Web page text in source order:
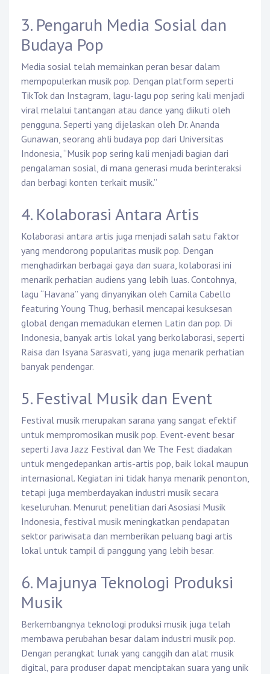
3. Pengaruh Media Sosial dan
Budaya Pop
Media sosial telah memainkan peran besar dalam
mempopulerkan musik pop. Dengan platform seperti
TikTok dan Instagram, lagu-lagu pop sering kali menjadi
viral melalui tantangan atau dance yang diikuti oleh
pengguna. Seperti yang dijelaskan oleh Dr. Ananda
Gunawan, seorang ahli budaya pop dari Universitas
Indonesia, “Musik pop sering kali menjadi bagian dari
pengalaman sosial, di mana generasi muda berinteraksi
dan berbagi konten terkait musik.”
4. Kolaborasi Antara Artis
Kolaborasi antara artis juga menjadi salah satu faktor
yang mendorong popularitas musik pop. Dengan
menghadirkan berbagai gaya dan suara, kolaborasi ini
menarik perhatian audiens yang lebih luas. Contohnya,
lagu “Havana” yang dinyanyikan oleh Camila Cabello
featuring Young Thug, berhasil mencapai kesuksesan
global dengan memadukan elemen Latin dan pop. Di
Indonesia, banyak artis lokal yang berkolaborasi, seperti
Raisa dan Isyana Sarasvati, yang juga menarik perhatian
banyak pendengar.
5. Festival Musik dan Event
Festival musik merupakan sarana yang sangat efektif
untuk mempromosikan musik pop. Event-event besar
seperti Java Jazz Festival dan We The Fest diadakan
untuk mengedepankan artis-artis pop, baik lokal maupun
internasional. Kegiatan ini tidak hanya menarik penonton,
tetapi juga memberdayakan industri musik secara
keseluruhan. Menurut penelitian dari Asosiasi Musik
Indonesia, festival musik meningkatkan pendapatan
sektor pariwisata dan memberikan peluang bagi artis
lokal untuk tampil di panggung yang lebih besar.
6. Majunya Teknologi Produksi
Musik
Berkembangnya teknologi produksi musik juga telah
membawa perubahan besar dalam industri musik pop.
Dengan perangkat lunak yang canggih dan alat musik
digital, para produser dapat menciptakan suara yang unik